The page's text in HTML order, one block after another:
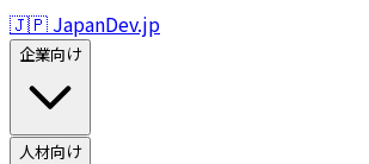
🇯🇵 JapanDev.jp
企業向け
人材向け